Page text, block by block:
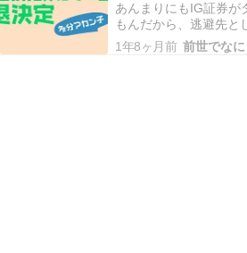
あんまりにもIG証券が
もんだから、逃避先と
座開設の手続きを進め
（13日）にようやく口
1年8ヶ月前 前世でな